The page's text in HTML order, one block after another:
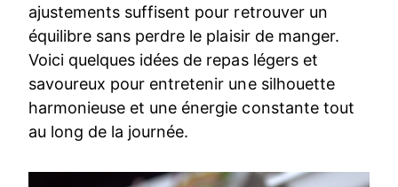
ajustements suffisent pour retrouver un
équilibre sans perdre le plaisir de manger.
Voici quelques idées de repas légers et
savoureux pour entretenir une silhouette
harmonieuse et une énergie constante tout
au long de la journée.